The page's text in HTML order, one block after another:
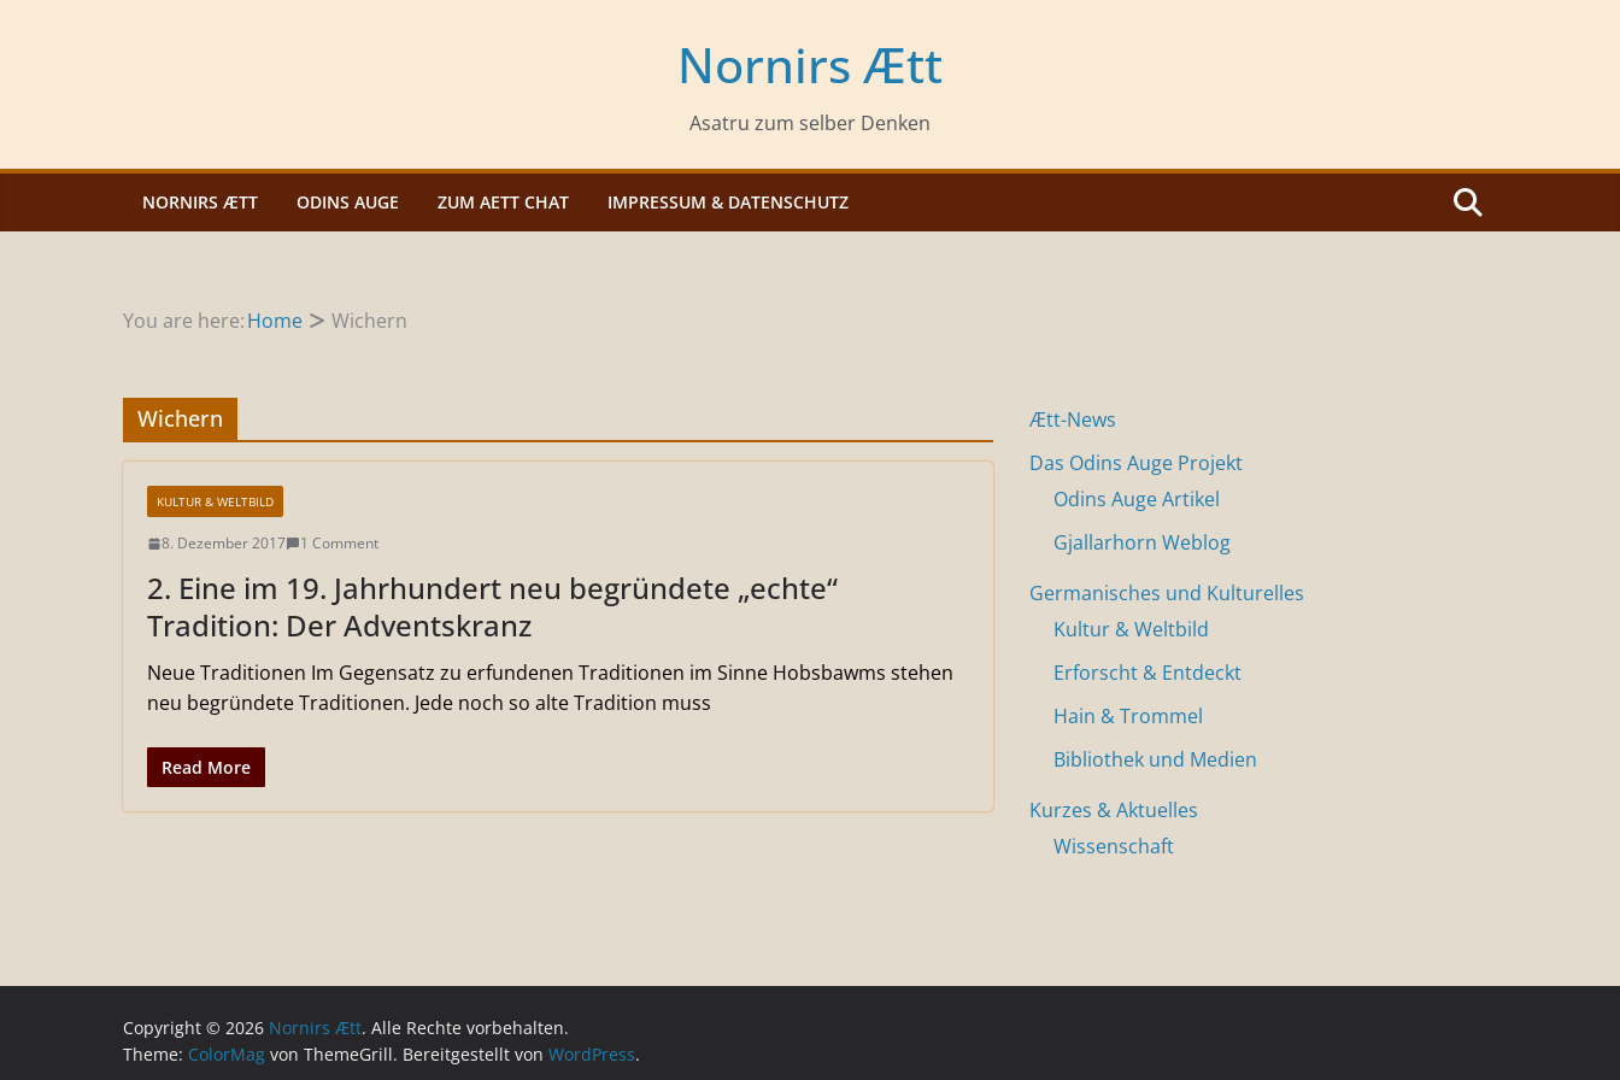
Nornirs Ætt
Asatru zum selber Denken
NORNIRS ÆTT ODINS AUGE ZUM AETT CHAT IMPRESSUM & DATENSCHUTZ
You are here:Home Wichern
Wichern
KULTUR & WELTBILD
8. Dezember 2017 1 Comment
2. Eine im 19. Jahrhundert neu begründete „echte“
Tradition: Der Adventskranz
Neue Traditionen Im Gegensatz zu erfundenen Traditionen im Sinne Hobsbawms stehen
neu begründete Traditionen. Jede noch so alte Tradition muss
Read More
Ætt-News
Das Odins Auge Projekt
Odins Auge Artikel
Gjallarhorn Weblog
Germanisches und Kulturelles
Kultur & Weltbild
Erforscht & Entdeckt
Hain & Trommel
Bibliothek und Medien
Kurzes & Aktuelles
Wissenschaft
Copyright © 2026 Nornirs Ætt. Alle Rechte vorbehalten.
Theme: ColorMag von ThemeGrill. Bereitgestellt von WordPress.